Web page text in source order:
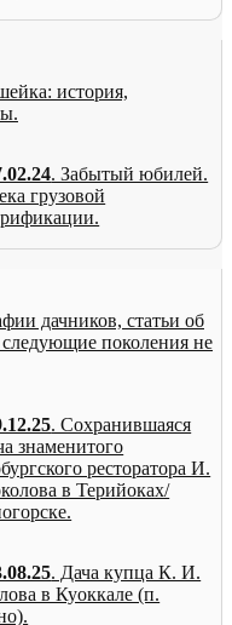
история,
. Забытый юбилей.
грузовой
дачников, статьи об
поколения не
. Сохранившаяся
знаменитого
ресторатора И.
в Терийоках/
. Дача купца К. И.
в Куоккале (п.